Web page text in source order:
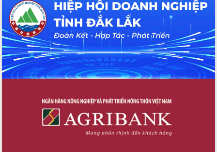
Hội thảo khoa học “Giải pháp thúc đẩy
phát triển nền kinh tế xanh tại tỉnh
Đắk Lắk”
Tăng cường giám sát, đôn đốc thực
hiện nhiệm vụ quản lý tài sản công
hàng tuần
Tháo gỡ những vướng mắc, đẩy mạnh
Đắk Lắk: Tôn vinh 46 giải pháp tại Hội
thi Sáng tạo Kỹ thuật 2024 - 2025
Đắk Lắk rà soát, điều chỉnh Đề án 190